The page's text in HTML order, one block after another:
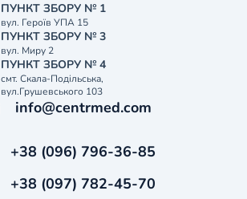
ПУНКТ ЗБОРУ № 1
вул. Героїв УПА 15
ПУНКТ ЗБОРУ № 3
вул. Миру 2
ПУНКТ ЗБОРУ № 4
смт. Скала-Подільська,
вул.Грушевського 103
info@centrmed.com
+38 (096) 796-36-85
+38 (097) 782-45-70